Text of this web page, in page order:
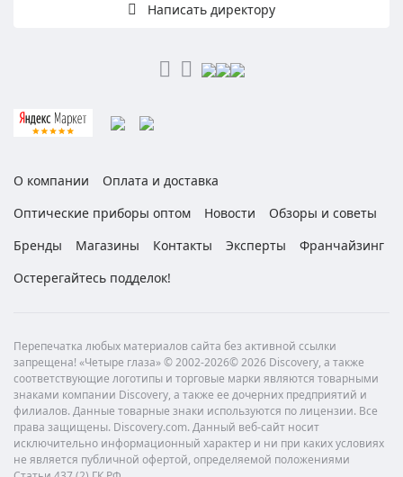
Написать директору
О компании
Оплата и доставка
Оптические приборы оптом
Новости
Обзоры и советы
Бренды
Магазины Контакты Эксперты
Франчайзинг
Остерегайтесь подделок!
Перепечатка любых материалов сайта без активной ссылки
запрещена! «Четыре глаза» © 2002-2026© 2026 Discovery, а также
соответствующие логотипы и торговые марки являются товарными
знаками компании Discovery, а также ее дочерних предприятий и
филиалов. Данные товарные знаки используются по лицензии. Все
права защищены. Discovery.com. Данный веб-сайт носит
исключительно информационный характер и ни при каких условиях
не является публичной офертой, определяемой положениями